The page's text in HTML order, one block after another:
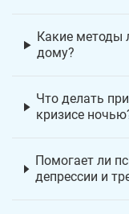
Какие методы
дому?
Что делать
кризисе
Помогает ли
депрессии и